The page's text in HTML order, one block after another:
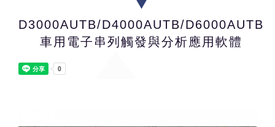
D3000AUTB/D4000AUTB/D6000AUTB
車用電子串列觸發與分析應用軟體